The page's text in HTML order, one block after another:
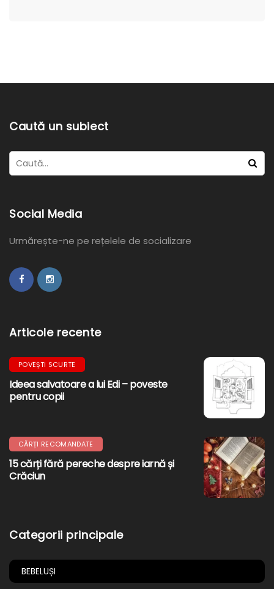
Caută un subiect
Social Media
Urmărește-ne pe rețelele de socializare
Articole recente
POVEȘTI SCURTE
Ideea salvatoare a lui Edi – poveste
pentru copii
CĂRȚI RECOMANDATE
15 cărți fără pereche despre iarnă și
Crăciun
Categorii principale
BEBELUȘI